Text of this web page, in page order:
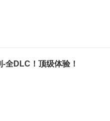
全DLC！顶级体验！